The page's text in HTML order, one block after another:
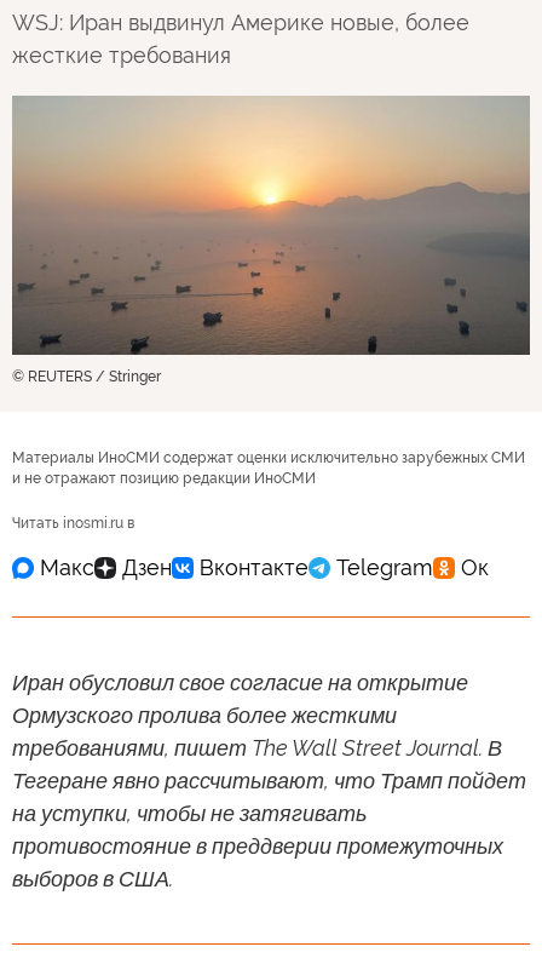
WSJ: Иран выдвинул Америке новые, более
жесткие требования
© REUTERS / Stringer
Материалы ИноСМИ содержат оценки исключительно зарубежных СМИ
и не отражают позицию редакции ИноСМИ
Читать inosmi.ru в
Иран обусловил свое согласие на открытие
Ормузского пролива более жесткими
требованиями, пишет The Wall Street Journal. В
Тегеране явно рассчитывают, что Трамп пойдет
на уступки, чтобы не затягивать
противостояние в преддверии промежуточных
выборов в США.